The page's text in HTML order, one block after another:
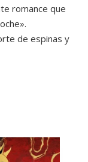
romance que
de espinas y